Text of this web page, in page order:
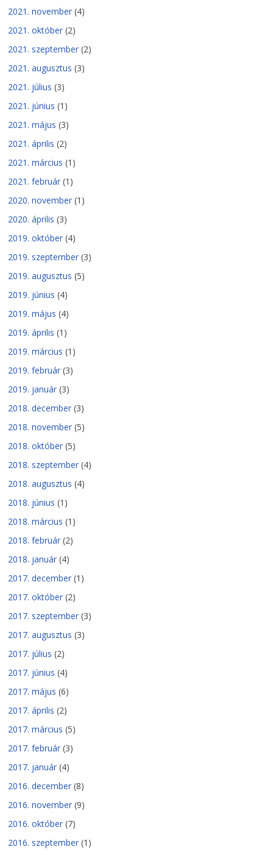
2021. november (4)
2021. október (2)
2021. szeptember (2)
2021. augusztus (3)
2021. július (3)
2021. június (1)
2021. május (3)
2021. április (2)
2021. március (1)
2021. február (1)
2020. november (1)
2020. április (3)
2019. október (4)
2019. szeptember (3)
2019. augusztus (5)
2019. június (4)
2019. május (4)
2019. április (1)
2019. március (1)
2019. február (3)
2019. január (3)
2018. december (3)
2018. november (5)
2018. október (5)
2018. szeptember (4)
2018. augusztus (4)
2018. június (1)
2018. március (1)
2018. február (2)
2018. január (4)
2017. december (1)
2017. október (2)
2017. szeptember (3)
2017. augusztus (3)
2017. július (2)
2017. június (4)
2017. május (6)
2017. április (2)
2017. március (5)
2017. február (3)
2017. január (4)
2016. december (8)
2016. november (9)
2016. október (7)
2016. szeptember (1)